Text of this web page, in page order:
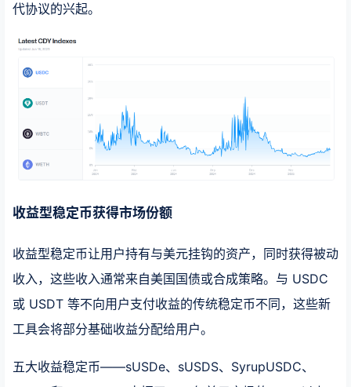
代协议的兴起。
收益型稳定币获得市场份额
收益型稳定币让用户持有与美元挂钩的资产，同时获得被动
收入，这些收入通常来自美国国债或合成策略。与 USDC
或 USDT 等不向用户支付收益的传统稳定币不同，这些新
工具会将部分基础收益分配给用户。
五大收益稳定币——sUSDe、sUSDS、SyrupUSDC、